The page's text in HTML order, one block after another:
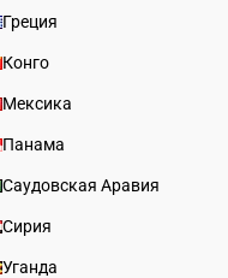
Греция
Конго
Мексика
Панама
Саудовская Аравия
Сирия
Уганда